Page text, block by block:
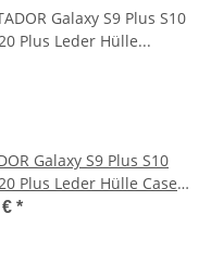
Galaxy S9 Plus S10
Plus Leder Hülle Case
*